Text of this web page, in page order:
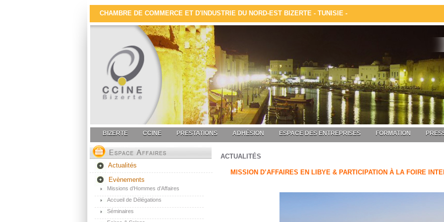
CHAMBRE DE COMMERCE ET D'INDUSTRIE DU NORD-EST BIZERTE - TUNISIE -
BIZERTE CCINE PRESTATIONS ADHÉSION ESPACE DES ENTREPRISES FORMATION
Actualités
Evènements
Missions d’Hommes d’Affaires
Accueil de Délégations
Séminaires
ACTUALITÉS
MISSION D’AFFAIRES EN LIBYE & PARTICIPATION À LA FOIRE